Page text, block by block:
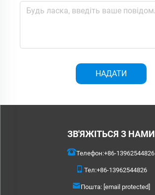
НАДАТИ
ЗВ'ЯЖІТЬСЯ З НАМИ
Телефон:+86-13962544826
Тел:+86-13962544826
Пошта: [email protected]